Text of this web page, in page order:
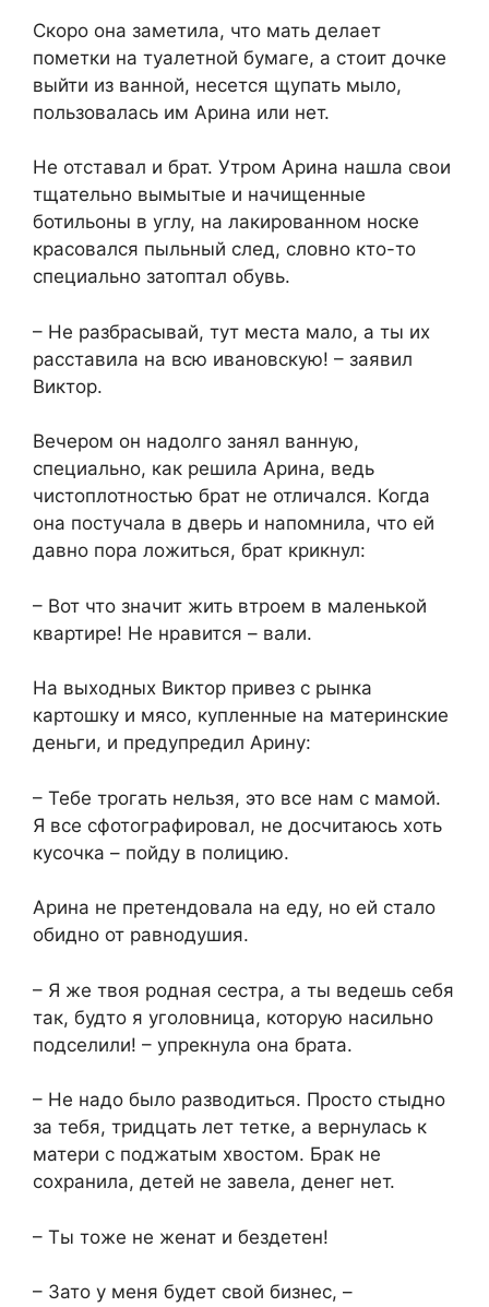
Скоро она заметила, что мать делает
пометки на туалетной бумаге, а стоит дочке
выйти из ванной, несется щупать мыло,
пользовалась им Арина или нет.
Не отставал и брат. Утром Арина нашла свои
тщательно вымытые и начищенные
ботильоны в углу, на лакированном носке
красовался пыльный след, словно кто-то
специально затоптал обувь.
– Не разбрасывай, тут места мало, а ты их
расставила на всю ивановскую! – заявил
Виктор.
Вечером он надолго занял ванную,
специально, как решила Арина, ведь
чистоплотностью брат не отличался. Когда
она постучала в дверь и напомнила, что ей
давно пора ложиться, брат крикнул:
– Вот что значит жить втроем в маленькой
квартире! Не нравится – вали.
На выходных Виктор привез с рынка
картошку и мясо, купленные на материнские
деньги, и предупредил Арину:
– Тебе трогать нельзя, это все нам с мамой.
Я все сфотографировал, не досчитаюсь хоть
кусочка – пойду в полицию.
Арина не претендовала на еду, но ей стало
обидно от равнодушия.
– Я же твоя родная сестра, а ты ведешь себя
так, будто я уголовница, которую насильно
подселили! – упрекнула она брата.
– Не надо было разводиться. Просто стыдно
за тебя, тридцать лет тетке, а вернулась к
матери с поджатым хвостом. Брак не
сохранила, детей не завела, денег нет.
– Ты тоже не женат и бездетен!
– Зато у меня будет свой бизнес, –